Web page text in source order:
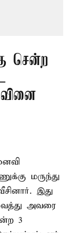
சென்ற
மருந்து
இது
அவரை
3